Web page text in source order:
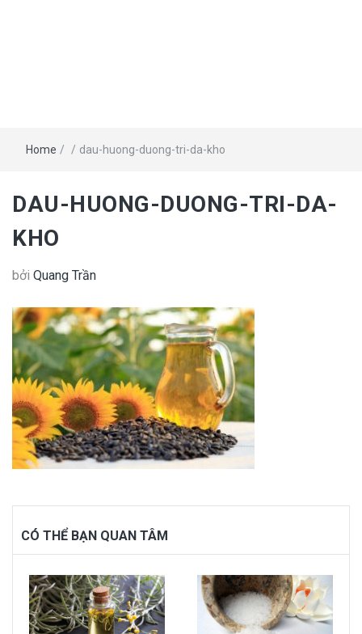
Home / / dau-huong-duong-tri-da-kho
DAU-HUONG-DUONG-TRI-DA-
KHO
bởi Quang Trần
CÓ THỂ BẠN QUAN TÂM